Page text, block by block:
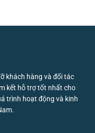
khách hàng và đối tác
kết hỗ trợ tốt nhất cho
trình hoạt động và kinh